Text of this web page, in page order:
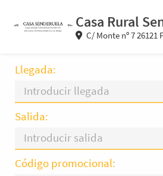
Casa Rural
C/ Monte nº 7 26121
Llegada:
Salida:
Código promocional: